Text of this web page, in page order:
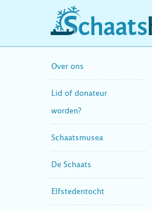
schaatshistorie.nl
Over ons
Lid of donateur
worden?
Schaatsmusea
De Schaats
Elfstedentocht